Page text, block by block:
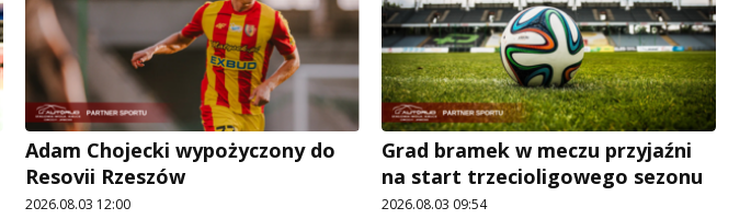
Adam Chojecki wypożyczony do
Resovii Rzeszów
2026.08.03 12:00
Grad bramek w meczu przyjaźni
na start trzecioligowego sezonu
2026.08.03 09:54